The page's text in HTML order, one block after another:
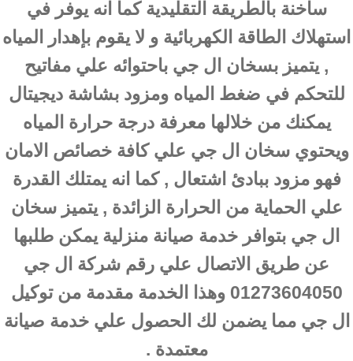
ساخنة بالطريقة التقليدية كما انه يوفر في
استهلاك الطاقة الكهربائية و لا يقوم بإهدار المياه
, يتميز بسخان ال جي باحتوائه علي مفاتيح
للتحكم في ضغط المياه ومزود بشاشة ديجيتال
يمكنك من خلالها معرفة درجة حرارة المياه
ويحتوي سخان ال جي علي كافة خصائص الامان
فهو مزود ببادئ اشتعال , كما انه يمتلك القدرة
علي الحماية من الحرارة الزائدة , يتميز سخان
ال جي بتوافر خدمة صيانة منزلية يمكن طلبها
عن طريق الاتصال علي رقم شركة ال جي
01273604050 وهذا الخدمة مقدمة من توكيل
ال جي مما يضمن لك الحصول علي خدمة صيانة
معتمدة .